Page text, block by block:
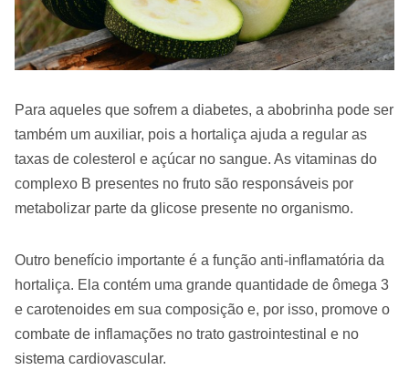
Para aqueles que sofrem a diabetes, a abobrinha pode ser
também um auxiliar, pois a hortaliça ajuda a regular as
taxas de colesterol e açúcar no sangue. As vitaminas do
complexo B presentes no fruto são responsáveis por
metabolizar parte da glicose presente no organismo.
Outro benefício importante é a função anti-inflamatória da
hortaliça. Ela contém uma grande quantidade de ômega 3
e carotenoides em sua composição e, por isso, promove o
combate de inflamações no trato gastrointestinal e no
sistema cardiovascular.